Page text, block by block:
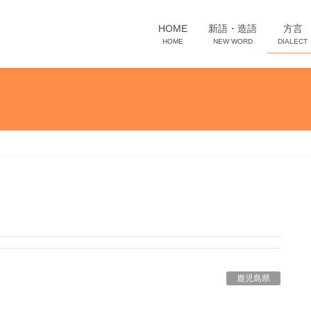
HOME
HOME
新語・造語
NEW WORD
方言
DIALECT
鹿児島県